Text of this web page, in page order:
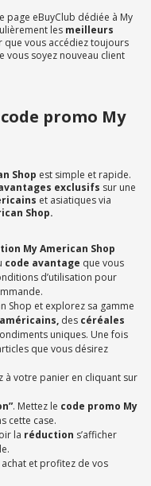
page eBuyClub dédiée à My
les meilleurs
vous accédiez toujours
vous soyez nouveau client
promo My
Shop est simple et rapide.
exclusifs sur une
et asiatiques via
Shop.
My American Shop
code avantage que vous
d’utilisation pour
Shop et explorez sa gamme
des céréales
uniques. Une fois
que vous désirez
à votre panier en cliquant sur
. Mettez le code promo My
cette case.
la réduction s’afficher
et profitez de vos